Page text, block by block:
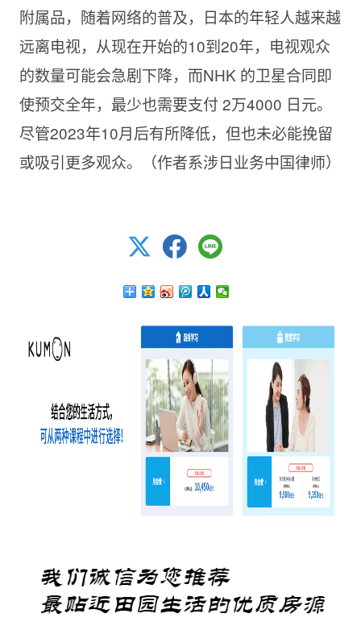
附属品，随着网络的普及，日本的年轻人越来越
远离电视，从现在开始的10到20年，电视观众
的数量可能会急剧下降，而NHK 的卫星合同即
使预交全年，最少也需要支付 2万4000 日元。
尽管2023年10月后有所降低，但也未必能挽留
或吸引更多观众。（作者系涉日业务中国律师）